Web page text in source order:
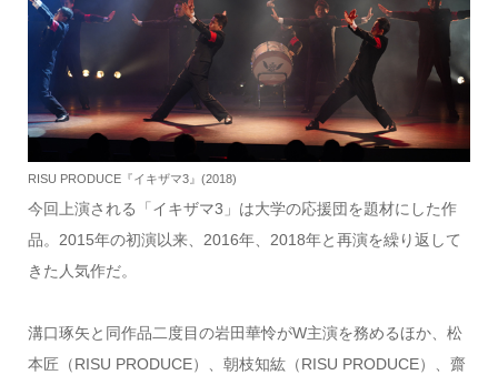
RISU PRODUCE『イキザマ3』(2018)
今回上演される「イキザマ3」は大学の応援団を題材にした作
品。2015年の初演以来、2016年、2018年と再演を繰り返して
きた人気作だ。
溝口琢矢と同作品二度目の岩田華怜がW主演を務めるほか、松
本匠（RISU PRODUCE）、朝枝知紘（RISU PRODUCE）、齋